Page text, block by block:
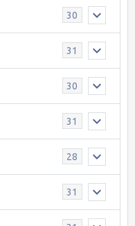
30
31
30
31
28
31